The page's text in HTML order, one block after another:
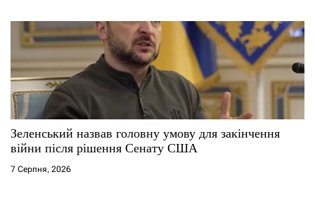
Зеленський назвав головну умову для закінчення
війни після рішення Сенату США
7 Серпня, 2026